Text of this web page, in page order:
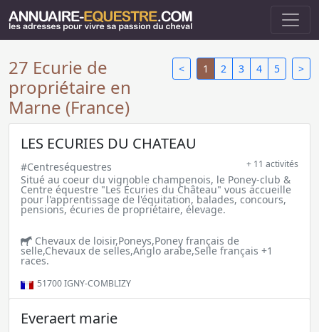
< 1 2 3 4 5 >
27 Ecurie de
propriétaire en
Marne (France)
LES ECURIES DU CHATEAU
#Centreséquestres + 11 activités
Situé au coeur du vignoble champenois, le Poney-club &
Centre équestre "Les Écuries du Château" vous accueille
pour l'apprentissage de l'équitation, balades, concours,
pensions, écuries de propriétaire, élevage.
Chevaux de loisir,Poneys,Poney français de
selle,Chevaux de selles,Anglo arabe,Selle français +1
races.
51700IGNY-COMBLIZY
Everaert marie